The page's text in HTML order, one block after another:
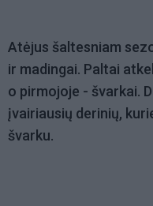
Atėjus šaltesniam
ir madingai. Paltai
o pirmojoje - švarkai.
įvairiausių derinių,
švarku.